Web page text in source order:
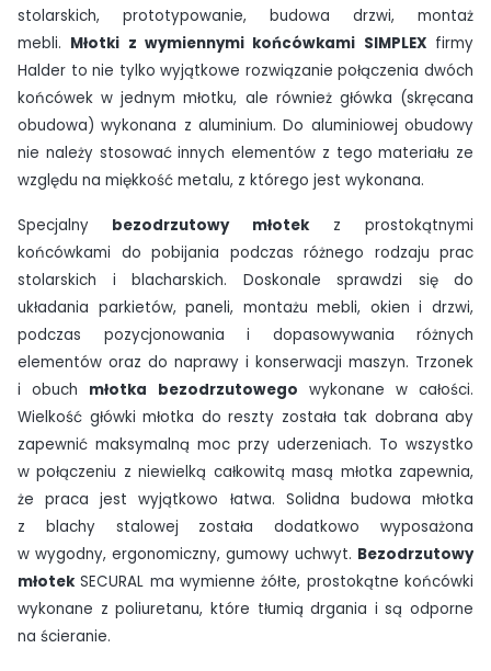
stolarskich, prototypowanie, budowa drzwi, montaż
mebli. Młotki z wymiennymi końcówkami SIMPLEX firmy
Halder to nie tylko wyjątkowe rozwiązanie połączenia dwóch
końcówek w jednym młotku, ale również główka (skręcana
obudowa) wykonana z aluminium. Do aluminiowej obudowy
nie należy stosować innych elementów z tego materiału ze
względu na miękkość metalu, z którego jest wykonana.
Specjalny bezodrzutowy młotek z prostokątnymi
końcówkami do pobijania podczas różnego rodzaju prac
stolarskich i blacharskich. Doskonale sprawdzi się do
układania parkietów, paneli, montażu mebli, okien i drzwi,
podczas pozycjonowania i dopasowywania różnych
elementów oraz do naprawy i konserwacji maszyn. Trzonek
i obuch młotka bezodrzutowego wykonane w całości.
Wielkość główki młotka do reszty została tak dobrana aby
zapewnić maksymalną moc przy uderzeniach. To wszystko
w połączeniu z niewielką całkowitą masą młotka zapewnia,
że praca jest wyjątkowo łatwa. Solidna budowa młotka
z blachy stalowej została dodatkowo wyposażona
w wygodny, ergonomiczny, gumowy uchwyt. Bezodrzutowy
młotek SECURAL ma wymienne żółte, prostokątne końcówki
wykonane z poliuretanu, które tłumią drgania i są odporne
na ścieranie.